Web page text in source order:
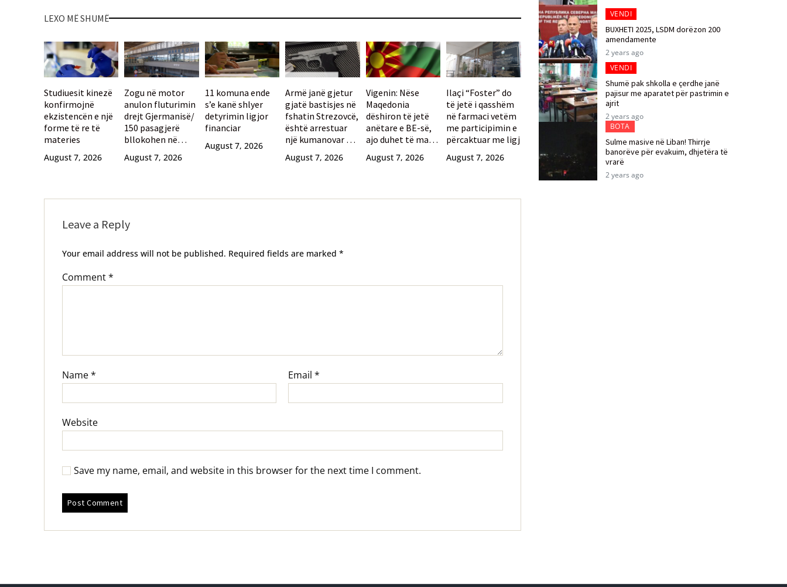
LEXO MË SHUMË
Studiuesit kinezë
konfirmojnë
ekzistencën e një
forme të re të
materies
August 7, 2026
Zogu në motor
anulon fluturimin
drejt Gjermanisë/
150 pasagjerë
bllokohen në
Selanikut
August 7, 2026
11 komuna ende
s’e kanë shlyer
detyrimin ligjor
financiar
August 7, 2026
Armë janë gjetur
gjatë bastisjes në
fshatin Strezovcë,
është arrestuar
një kumanovar 77-
August 7, 2026
Vigenin: Nëse
Maqedonia
dëshiron të jetë
anëtare e BE-së,
ajo duhet të marrë
qytetarëve
August 7, 2026
Ilaçi “Foster” do
të jetë i qasshëm
në farmaci vetëm
me participimin e
përcaktuar me ligj
August 7, 2026
Leave a Reply
Your email address will not be published. Required fields are marked *
Comment*
Name* Email*
Website
Save my name, email, and website in this browser for the next time I comment.
VENDI
BUXHETI 2025, LSDM dorëzon 200
amendamente
2 years ago
VENDI
Shumë pak shkolla e çerdhe janë
pajisur me aparatet për pastrimin e
ajrit
2 years ago
BOTA
Sulme masive në Liban! Thirrje
banorëve për evakuim, dhjetëra të
vrarë
2 years ago